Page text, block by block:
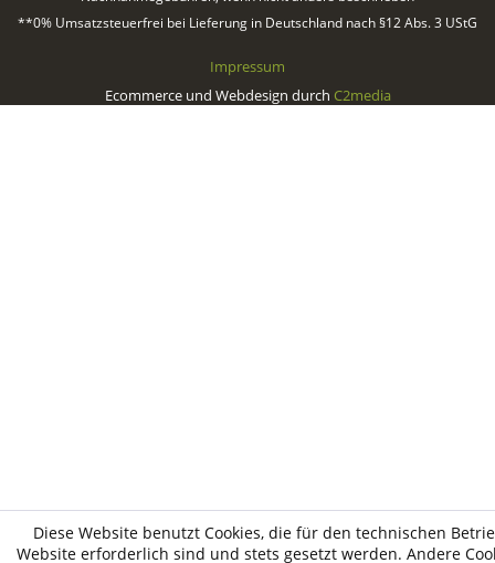
**0% Umsatzsteuerfrei bei Lieferung in Deutschland nach §12 Abs. 3 UStG
Impressum
Ecommerce und Webdesign durch C2media
Diese Website benutzt Cookies, die für den technischen
Website erforderlich sind und stets gesetzt werden. Andere